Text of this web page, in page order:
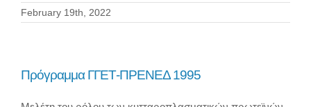
CYTONET
ΕΚΠΑΙΔΕΥΣΗ
February 19th, 2022
Πρόγραμμα ΓΓΕΤ-ΠΡΕΝΕΔ 1995